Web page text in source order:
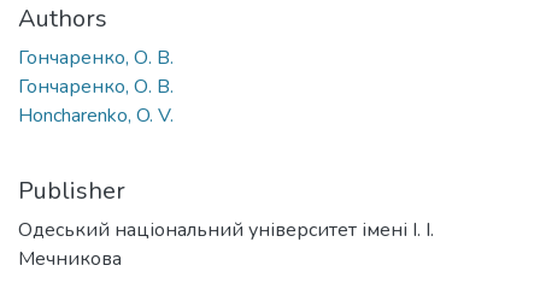
Authors
Гончаренко, О. В.
Гончаренко, О. В.
Honcharenko, O. V.
Publisher
Одеський національний університет імені І. І.
Мечникова